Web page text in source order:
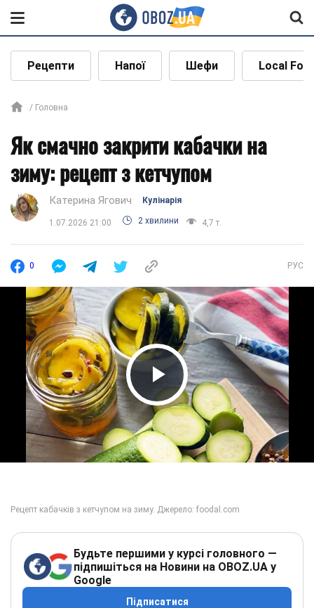
Рецепти Напої Шефи Local
Головна
Як смачно закрити кабачки на
зиму: рецепт з кетчупом
Катерина Ягович Кулінарія
1.07.2026 21:00 2 хвилини 4,7 т.
0 РУС
Play Video
Будьте першими у курсі головного —
підпишіться на Новини на OBOZ.UA у
Google
Підписатися